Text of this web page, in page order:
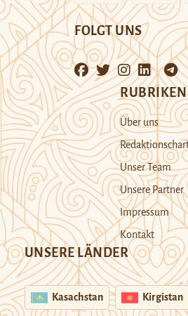
FOLGT UNS
RUBRIKEN
Über uns
Unser Team
Unsere Partner
Impressum
Kontakt
UNSERE LÄNDER
Kasachstan Kirgistan